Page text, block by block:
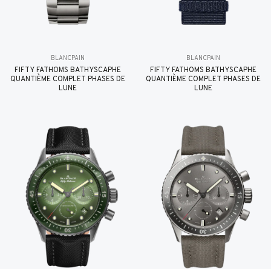
BLANCPAIN
FIFTY FATHOMS BATHYSCAPHE
QUANTIÈME COMPLET PHASES DE
LUNE
BLANCPAIN
FIFTY FATHOMS BATHYSCAPHE
QUANTIÈME COMPLET PHASES DE
LUNE